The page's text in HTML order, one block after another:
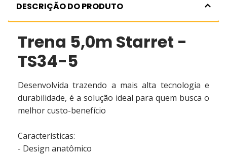
DESCRIÇÃO DO PRODUTO
Trena 5,0m Starret -
TS34-5
Desenvolvida trazendo a mais alta tecnologia e
durabilidade, é a solução ideal para quem busca o
melhor custo-benefício
Características:
- Design anatômico